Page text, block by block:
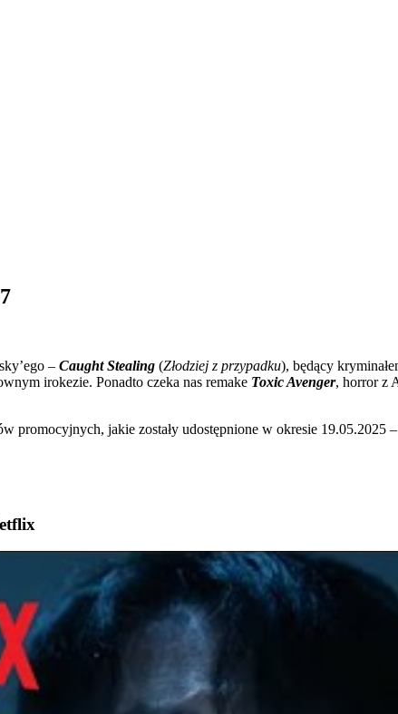
– Caught Stealing (Złodziej z przypadku), będący
irokezie. Ponadto czeka nas remake Toxic Avenger, horror z
promocyjnych, jakie zostały udostępnione w okresie